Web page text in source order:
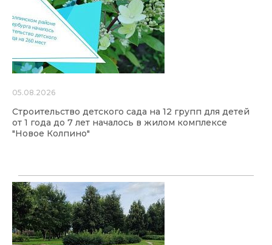
05.08.2026
Строительство детского сада на 12 групп для детей
от 1 года до 7 лет началось в жилом комплексе
"Новое Колпино"